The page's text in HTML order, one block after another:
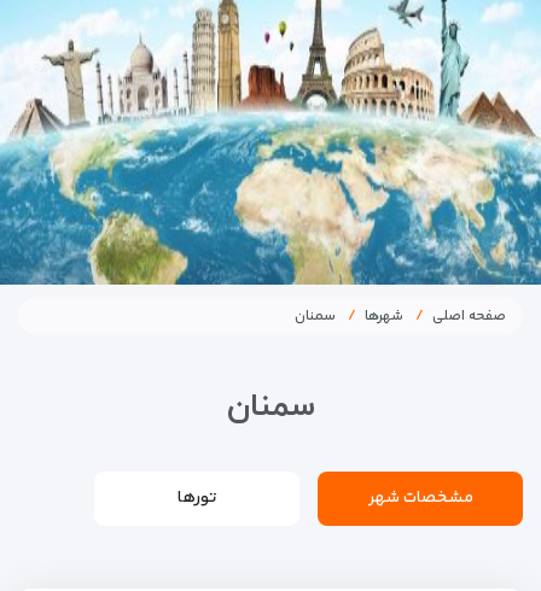
صفحه اصلی شهرها سمنان
سمنان
مشخصات شهر تورها